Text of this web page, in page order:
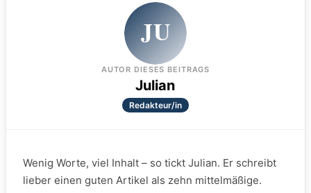
JU
AUTOR DIESES BEITRAGS
Julian
Redakteur/in
Wenig Worte, viel Inhalt – so tickt Julian. Er schreibt
lieber einen guten Artikel als zehn mittelmäßige.